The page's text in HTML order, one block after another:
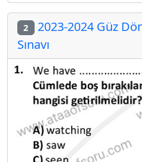
2 2023-2024 Güz
Sınavı